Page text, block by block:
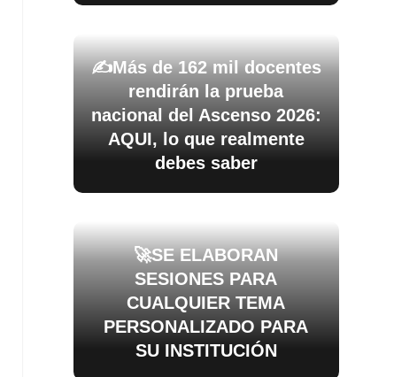
✍️Más de 162 mil docentes
rendirán la prueba
nacional del Ascenso 2026:
AQUI, lo que realmente
debes saber
🚀SE ELABORAN
SESIONES PARA
CUALQUIER TEMA
PERSONALIZADO PARA
SU INSTITUCIÓN